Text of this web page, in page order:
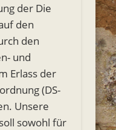
der Die
den
den
und
Erlass der
(DS-
Unsere
sowohl für